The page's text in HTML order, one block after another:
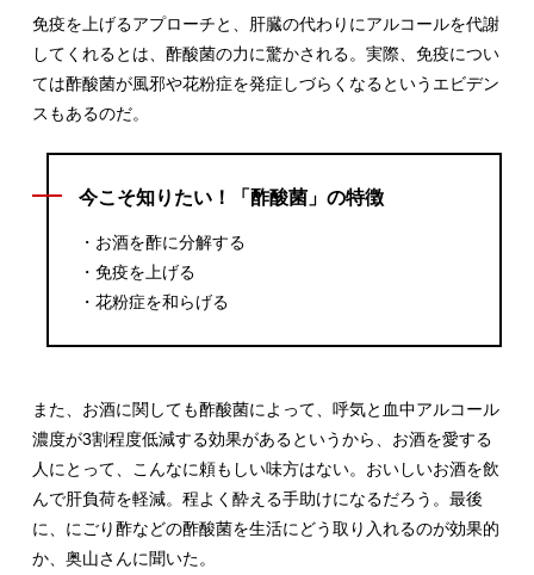
免疫を上げるアプローチと、肝臓の代わりにアルコールを代謝
してくれるとは、酢酸菌の力に驚かされる。実際、免疫につい
ては酢酸菌が風邪や花粉症を発症しづらくなるというエビデン
スもあるのだ。
今こそ知りたい！「酢酸菌」の特徴
・お酒を酢に分解する
・免疫を上げる
・花粉症を和らげる
また、お酒に関しても酢酸菌によって、呼気と血中アルコール
濃度が3割程度低減する効果があるというから、お酒を愛する
人にとって、こんなに頼もしい味方はない。おいしいお酒を飲
んで肝負荷を軽減。程よく酔える手助けになるだろう。最後
に、にごり酢などの酢酸菌を生活にどう取り入れるのが効果的
か、奥山さんに聞いた。